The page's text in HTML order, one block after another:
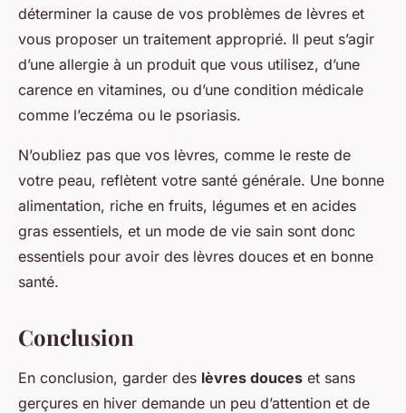
déterminer la cause de vos problèmes de lèvres et
vous proposer un traitement approprié. Il peut s’agir
d’une allergie à un produit que vous utilisez, d’une
carence en vitamines, ou d’une condition médicale
comme l’eczéma ou le psoriasis.
N’oubliez pas que vos lèvres, comme le reste de
votre peau, reflètent votre santé générale. Une bonne
alimentation, riche en fruits, légumes et en acides
gras essentiels, et un mode de vie sain sont donc
essentiels pour avoir des lèvres douces et en bonne
santé.
Conclusion
En conclusion, garder des lèvres douces et sans
gerçures en hiver demande un peu d’attention et de